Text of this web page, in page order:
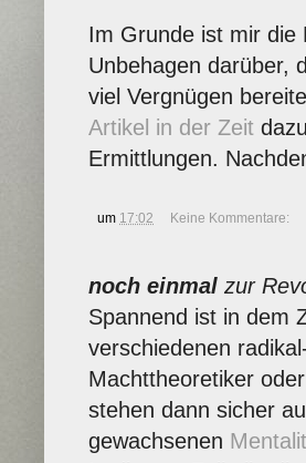
Im Grunde ist mir die
Unbehagen darüber,
viel Vergnügen
Artikel in der Zeit
Ermittlungen.
um 17:02 Keine Kommentare:
noch einmal zur
Spannend ist in dem
verschiedenen
Machttheoretiker
stehen dann sicher
gewachsenen